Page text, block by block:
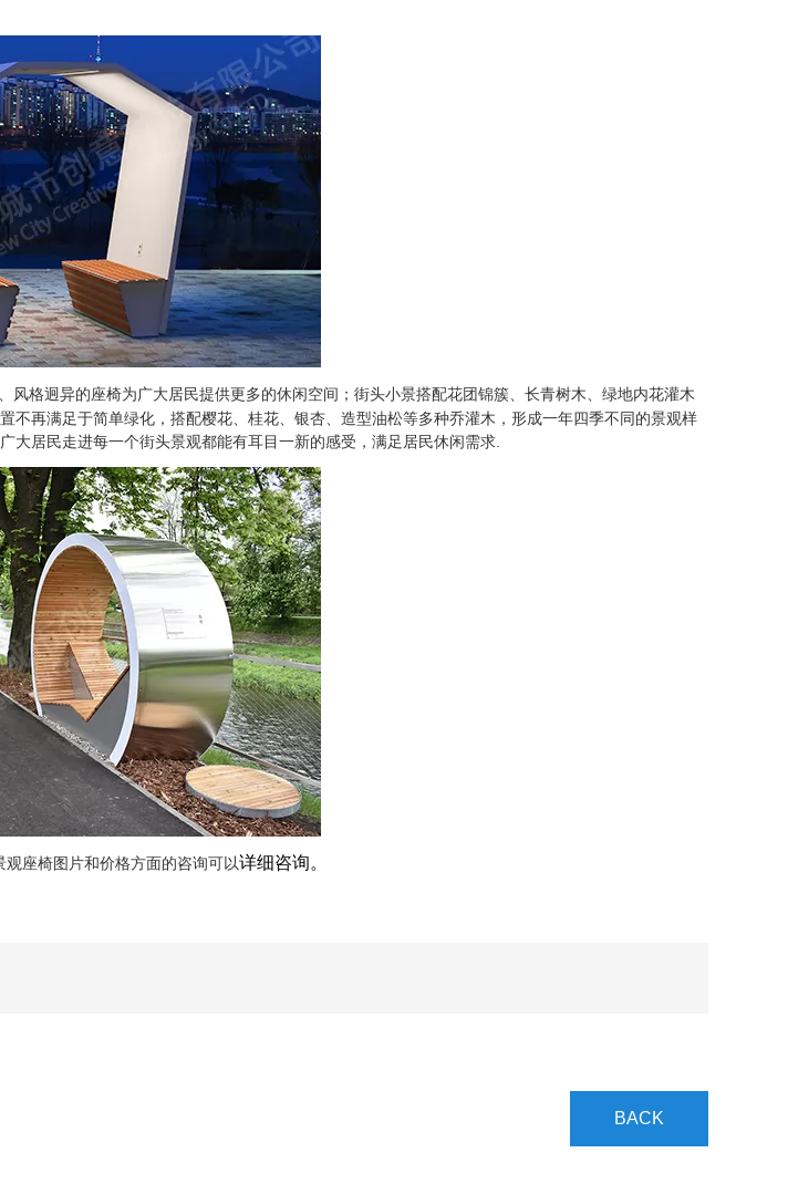
格迥异的座椅为广大居民提供更多的休闲空间；街头小景搭配花团锦簇、长青树木、绿地内花灌木
不再满足于简单绿化，搭配樱花、桂花、银杏、造型油松等多种乔灌木，形成一年四季不同的景观样
居民走进每一个街头景观都能有耳目一新的感受，满足居民休闲需求.
观座椅图片和价格方面的咨询可以详细咨询。
BACK